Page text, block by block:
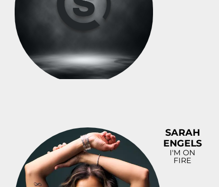
SARAH
ENGELS
I'M ON
FIRE